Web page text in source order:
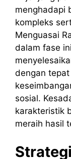
menghadapi
kompleks
Menguasai
dalam fase
dengan
sosial.
karakteristik
meraih hasil